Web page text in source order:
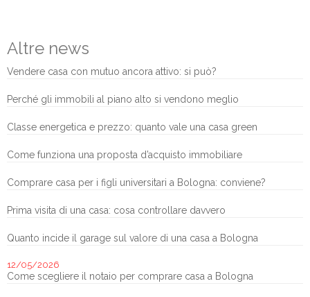
Altre news
Vendere casa con mutuo ancora attivo: si può?
Perché gli immobili al piano alto si vendono meglio
Classe energetica e prezzo: quanto vale una casa green
Come funziona una proposta d’acquisto immobiliare
Comprare casa per i figli universitari a Bologna: conviene?
Prima visita di una casa: cosa controllare davvero
Quanto incide il garage sul valore di una casa a Bologna
12/05/2026
Come scegliere il notaio per comprare casa a Bologna